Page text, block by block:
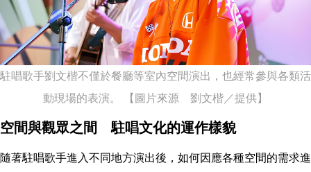
駐唱歌手劉文楷不僅於餐廳等室內空間演出，也經常參與各類活
動現場的表演。 【圖片來源 劉文楷／提供】
空間與觀眾之間 駐唱文化的運作樣貌
隨著駐唱歌手進入不同地方演出後，如何因應各種空間的需求進